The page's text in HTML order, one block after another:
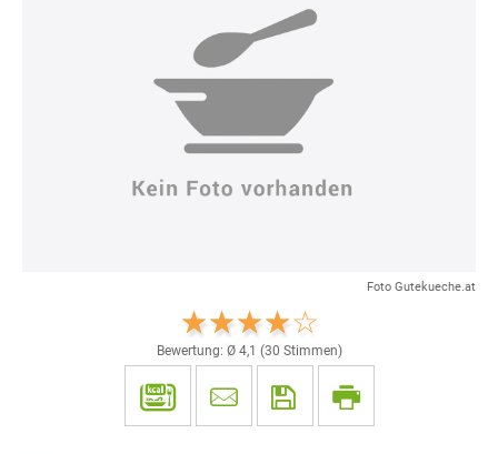
Foto Gutekueche.at
Bewertung: Ø 4,1 (30 Stimmen)